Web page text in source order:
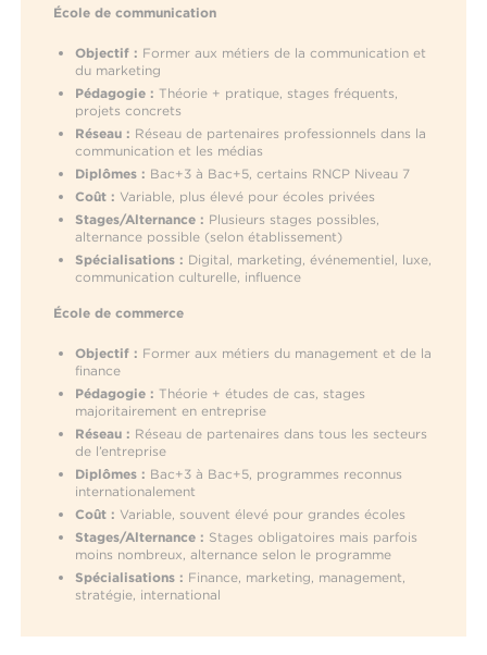
École de communication
Objectif : Former aux métiers de la communication et
du marketing
Pédagogie : Théorie + pratique, stages fréquents,
projets concrets
Réseau : Réseau de partenaires professionnels dans la
communication et les médias
Diplômes : Bac+3 à Bac+5, certains RNCP Niveau 7
Coût : Variable, plus élevé pour écoles privées
Stages/Alternance : Plusieurs stages possibles,
alternance possible (selon établissement)
Spécialisations : Digital, marketing, événementiel, luxe,
communication culturelle, influence
École de commerce
Objectif : Former aux métiers du management et de la
finance
Pédagogie : Théorie + études de cas, stages
majoritairement en entreprise
Réseau : Réseau de partenaires dans tous les secteurs
de l’entreprise
Diplômes : Bac+3 à Bac+5, programmes reconnus
internationalement
Coût : Variable, souvent élevé pour grandes écoles
Stages/Alternance : Stages obligatoires mais parfois
moins nombreux, alternance selon le programme
Spécialisations : Finance, marketing, management,
stratégie, international